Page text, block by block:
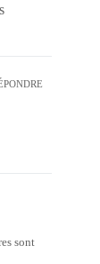
sont